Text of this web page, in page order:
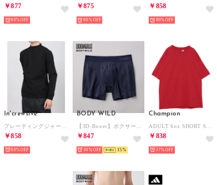
￥877
80%
￥875
80%
￥858
80%
In'crewsive
プレーティングジャージー モックネック ロングスリーブ Tシャツ 長袖Tシャツ （ブラック）
￥858
80%
BODY WILD
【3D-Boxer】ボクサーパンツ（前とじ） 【返品不可商品】 （インクネービー）
￥847
30% 15
Champion
ADULT 6oz SHORT SLEEVE TEE Tシャツ （レッド）
￥838
57%